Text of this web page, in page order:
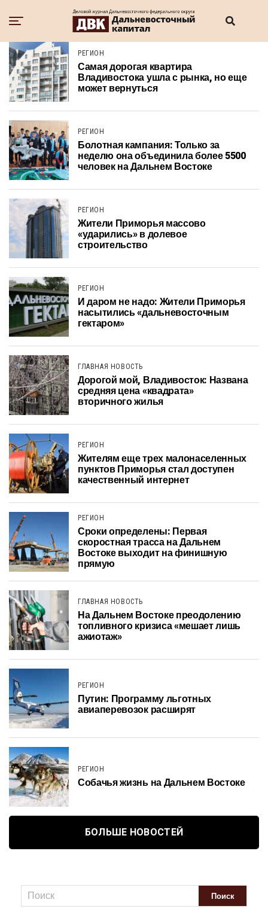
РЕГИОН
Самая дорогая квартира
Владивостока ушла с рынка, но еще
может вернуться
РЕГИОН
Болотная кампания: Только за
неделю она объединила более 5500
человек на Дальнем Востоке
РЕГИОН
Жители Приморья массово
«ударились» в долевое
строительство
РЕГИОН
И даром не надо: Жители Приморья
насытились «дальневосточным
гектаром»
ГЛАВНАЯ НОВОСТЬ
Дорогой мой, Владивосток: Названа
средняя цена «квадрата»
вторичного жилья
РЕГИОН
Жителям еще трех малонаселенных
пунктов Приморья стал доступен
качественный интернет
РЕГИОН
Сроки определены: Первая
скоростная трасса на Дальнем
Востоке выходит на финишную
прямую
ГЛАВНАЯ НОВОСТЬ
На Дальнем Востоке преодолению
топливного кризиса «мешает лишь
ажиотаж»
РЕГИОН
Путин: Программу льготных
авиаперевозок расширят
РЕГИОН
Собачья жизнь на Дальнем Востоке
БОЛЬШЕ НОВОСТЕЙ